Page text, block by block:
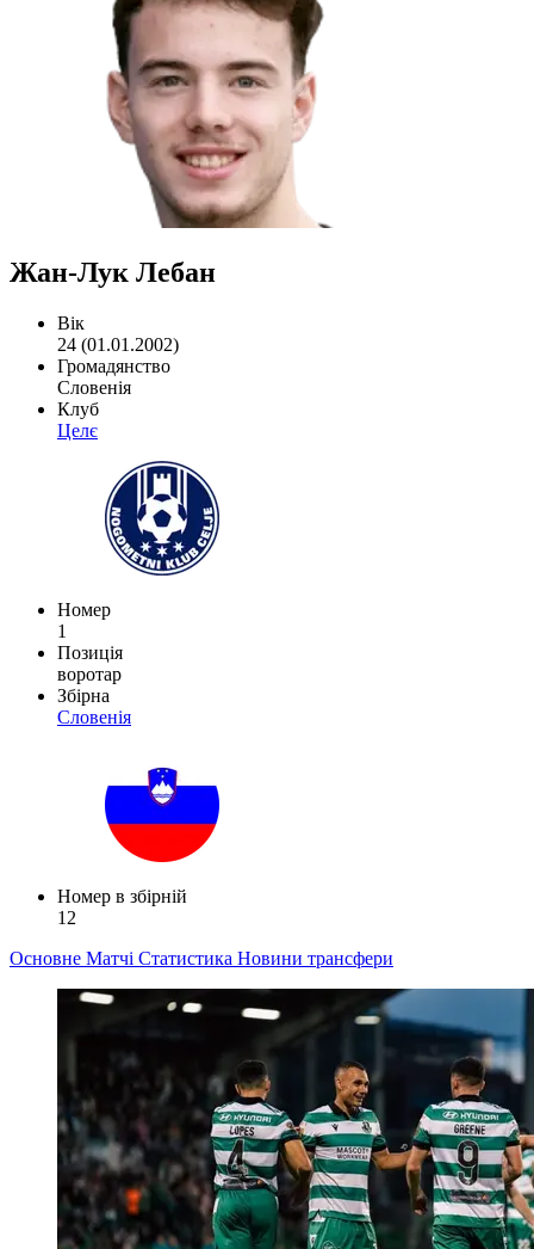
Жан-Лук Лебан
Вік
24 (01.01.2002)
Громадянство
Словенія
Клуб
Целє
Номер
1
Позиція
воротар
Збірна
Словенія
Номер в збірній
12
Основне Матчі Статистика Новини трансфери